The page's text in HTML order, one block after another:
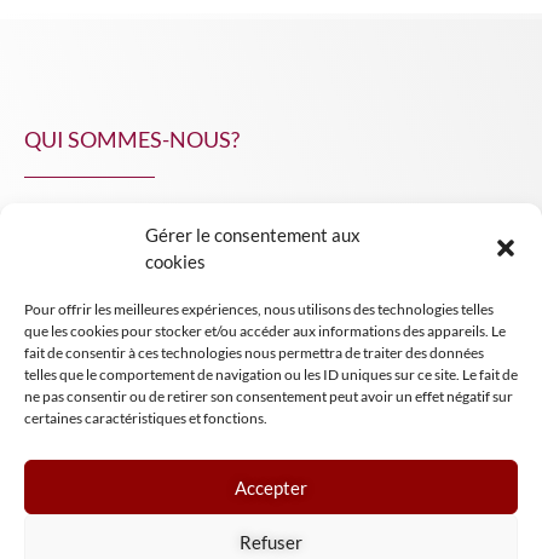
Gérer le consentement aux
cookies
Pour offrir les meilleures expériences, nous utilisons des technologies telles
que les cookies pour stocker et/ou accéder aux informations des appareils. Le
fait de consentir à ces technologies nous permettra de traiter des données
telles que le comportement de navigation ou les ID uniques sur ce site. Le fait de
ne pas consentir ou de retirer son consentement peut avoir un effet négatif sur
certaines caractéristiques et fonctions.
Accepter
Refuser
QUI SOMMES-NOUS?
INSIGHT NPA
Mentions légales